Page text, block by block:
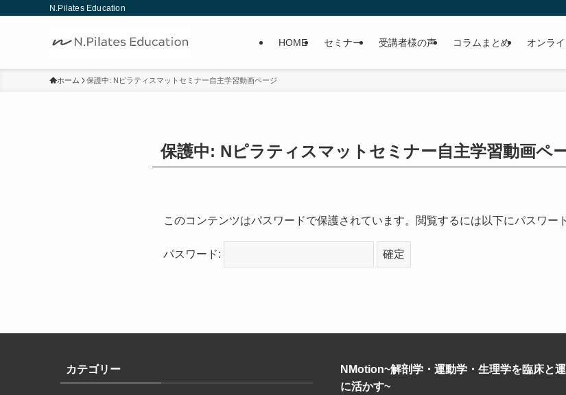
N.Pilates Education
HOME セミナー 受講者様の声 コラムまとめ オンラ
ホーム 保護中: Nピラティスマットセミナー自主学習動画ページ
保護中: Nピラティスマットセミナー自主学習動画ペ
このコンテンツはパスワードで保護されています。閲覧するには以下にパスワー
パスワード:
カテゴリー
NMotion~解剖学・運動学・生理学を臨床と
に活かす~